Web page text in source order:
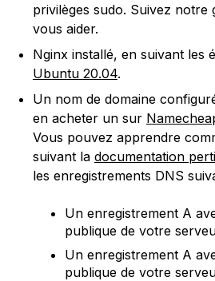
privilèges sudo. Suivez notre
vous aider.
Nginx installé, en suivant les
Ubuntu 20.04.
Un nom de domaine
en acheter un sur
Vous pouvez apprendre
suivant la documentation
les enregistrements DNS
Un enregistrement A
publique de votre
Un enregistrement A
publique de votre